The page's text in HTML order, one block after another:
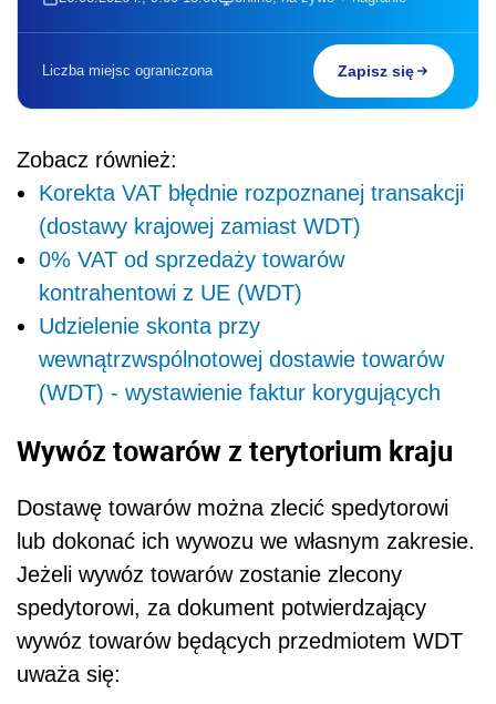
Liczba miejsc ograniczona Zapisz się
Zobacz również:
Korekta VAT błędnie rozpoznanej transakcji
(dostawy krajowej zamiast WDT)
0% VAT od sprzedaży towarów
kontrahentowi z UE (WDT)
Udzielenie skonta przy
wewnątrzwspólnotowej dostawie towarów
(WDT) - wystawienie faktur korygujących
Wywóz towarów z terytorium kraju
Dostawę towarów można zlecić spedytorowi
lub dokonać ich wywozu we własnym zakresie.
Jeżeli wywóz towarów zostanie zlecony
spedytorowi, za dokument potwierdzający
wywóz towarów będących przedmiotem WDT
uważa się: